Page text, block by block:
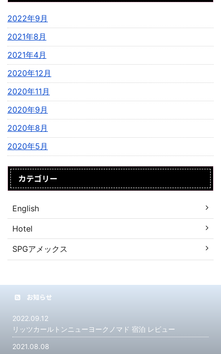
2022年9月
2021年8月
2021年4月
2020年12月
2020年11月
2020年9月
2020年8月
2020年5月
カテゴリー
English
Hotel
SPGアメックス
お知らせ
2022.09.12
リッツカールトンニューヨークノマド 宿泊 レビュー
2021.08.08